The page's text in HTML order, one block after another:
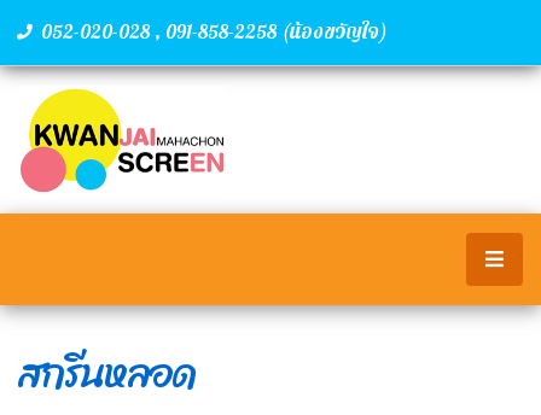
052-020-028 , 091-858-2258 (น้องขวัญใจ)
สกรีนหลอด